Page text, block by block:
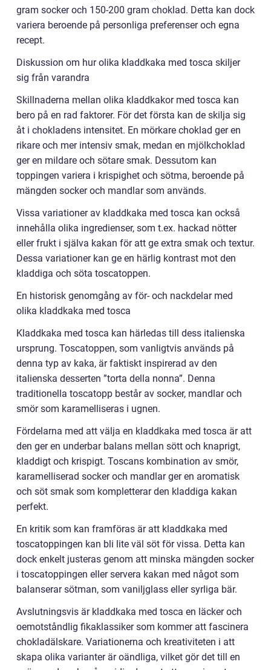
gram socker och 150-200 gram choklad. Detta kan dock
variera beroende på personliga preferenser och egna
recept.
Diskussion om hur olika kladdkaka med tosca skiljer
sig från varandra
Skillnaderna mellan olika kladdkakor med tosca kan
bero på en rad faktorer. För det första kan de skilja sig
åt i chokladens intensitet. En mörkare choklad ger en
rikare och mer intensiv smak, medan en mjölkchoklad
ger en mildare och sötare smak. Dessutom kan
toppingen variera i krispighet och sötma, beroende på
mängden socker och mandlar som används.
Vissa variationer av kladdkaka med tosca kan också
innehålla olika ingredienser, som t.ex. hackad nötter
eller frukt i själva kakan för att ge extra smak och textur.
Dessa variationer kan ge en härlig kontrast mot den
kladdiga och söta toscatoppen.
En historisk genomgång av för- och nackdelar med
olika kladdkaka med tosca
Kladdkaka med tosca kan härledas till dess italienska
ursprung. Toscatoppen, som vanligtvis används på
denna typ av kaka, är faktiskt inspirerad av den
italienska desserten ”torta della nonna”. Denna
traditionella toscatopp består av socker, mandlar och
smör som karamelliseras i ugnen.
Fördelarna med att välja en kladdkaka med tosca är att
den ger en underbar balans mellan sött och knaprigt,
kladdigt och krispigt. Toscans kombination av smör,
karamelliserad socker och mandlar ger en aromatisk
och söt smak som kompletterar den kladdiga kakan
perfekt.
En kritik som kan framföras är att kladdkaka med
toscatoppingen kan bli lite väl söt för vissa. Detta kan
dock enkelt justeras genom att minska mängden socker
i toscatoppingen eller servera kakan med något som
balanserar sötman, som vaniljglass eller syrliga bär.
Avslutningsvis är kladdkaka med tosca en läcker och
oemotståndlig fikaklassiker som kommer att fascinera
chokladälskare. Variationerna och kreativiteten i att
skapa olika varianter är oändliga, vilket gör det till en